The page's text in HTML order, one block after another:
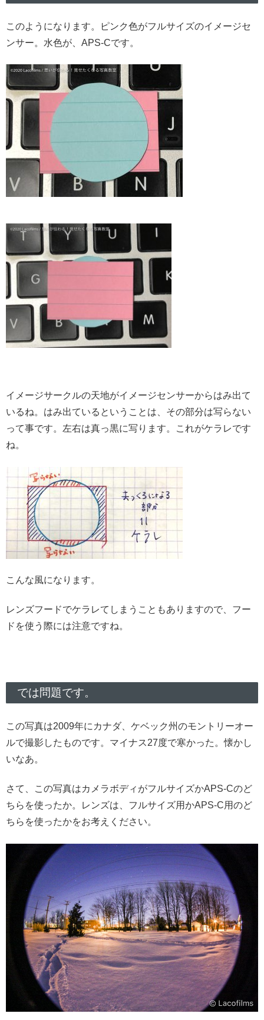
このようになります。ピンク色がフルサイズのイメージセ
ンサー。水色が、APS-Cです。
イメージサークルの天地がイメージセンサーからはみ出て
いるね。はみ出ているということは、その部分は写らない
って事です。左右は真っ黒に写ります。これがケラレです
ね。
こんな風になります。
レンズフードでケラレてしまうこともありますので、フー
ドを使う際には注意ですね。
では問題です。
この写真は2009年にカナダ、ケベック州のモントリーオー
ルで撮影したものです。マイナス27度で寒かった。懐かし
いなあ。
さて、この写真はカメラボディがフルサイズかAPS-Cのど
ちらを使ったか。レンズは、フルサイズ用かAPS-C用のど
ちらを使ったかをお考えください。